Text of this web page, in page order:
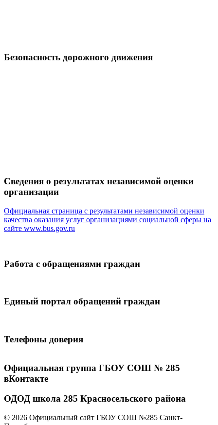
Безопасность дорожного движения
Сведения о результатах независимой оценки
организации
Официальная страница с результатами независимой оценки
качества оказания услуг организациями социальной сферы на
сайте www.bus.gov.ru
Работа с обращениями граждан
Единый портал обращений граждан
Телефоны доверия
Официальная группа ГБОУ СОШ № 285
вКонтакте
ОДОД школа 285 Красносельского района
© 2026 Официальный сайт ГБОУ СОШ №285 Санкт-